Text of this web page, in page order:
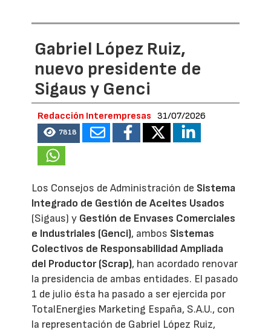
Gabriel López Ruiz,
nuevo presidente de
Sigaus y Genci
Redacción Interempresas 31/07/2026
7818
Los Consejos de Administración de Sistema
Integrado de Gestión de Aceites Usados
(Sigaus) y Gestión de Envases Comerciales
e Industriales (Genci), ambos Sistemas
Colectivos de Responsabilidad Ampliada
del Productor (Scrap), han acordado renovar
la presidencia de ambas entidades. El pasado
1 de julio ésta ha pasado a ser ejercida por
TotalEnergies Marketing España, S.A.U., con
la representación de Gabriel López Ruiz,